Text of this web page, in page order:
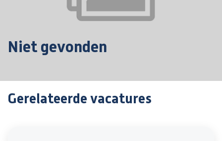
Niet gevonden
Gerelateerde vacatures